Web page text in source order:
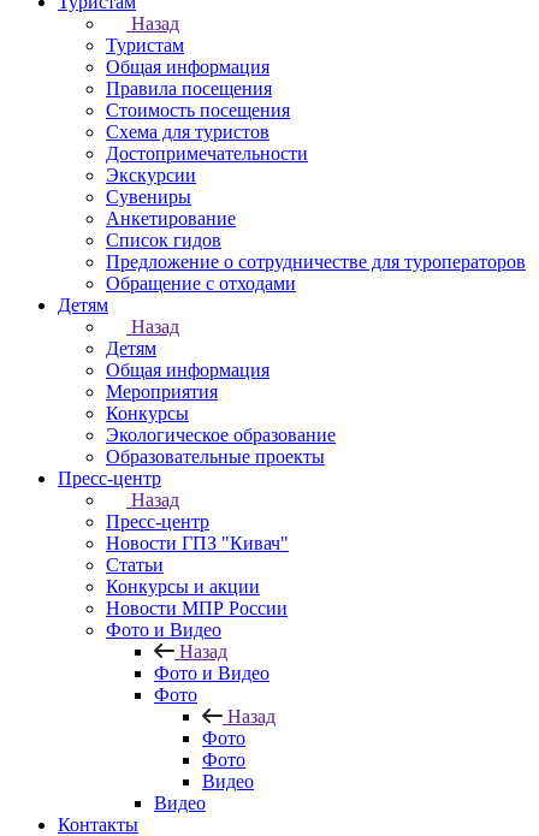
Назад
Туристам
Общая информация
Правила посещения
Стоимость посещения
Схема для туристов
Достопримечательности
Экскурсии
Сувениры
Анкетирование
Список гидов
Предложение о сотрудничестве для туроператоров
Обращение с отходами
Детям
Назад
Детям
Общая информация
Мероприятия
Конкурсы
Экологическое образование
Образовательные проекты
Пресс-центр
Назад
Пресс-центр
Новости ГПЗ "Кивач"
Статьи
Конкурсы и акции
Новости МПР России
Фото и Видео
Назад
Фото и Видео
Фото
Назад
Фото
Фото
Видео
Видео
Контакты